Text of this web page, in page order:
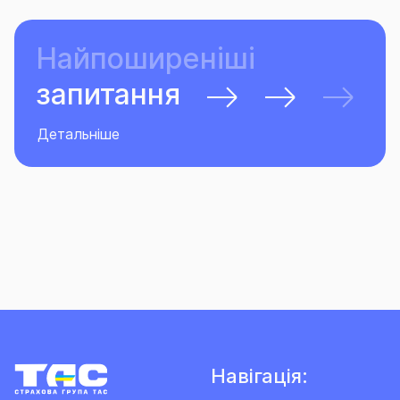
Найпоширеніші
запитання
Детальніше
Навігація: